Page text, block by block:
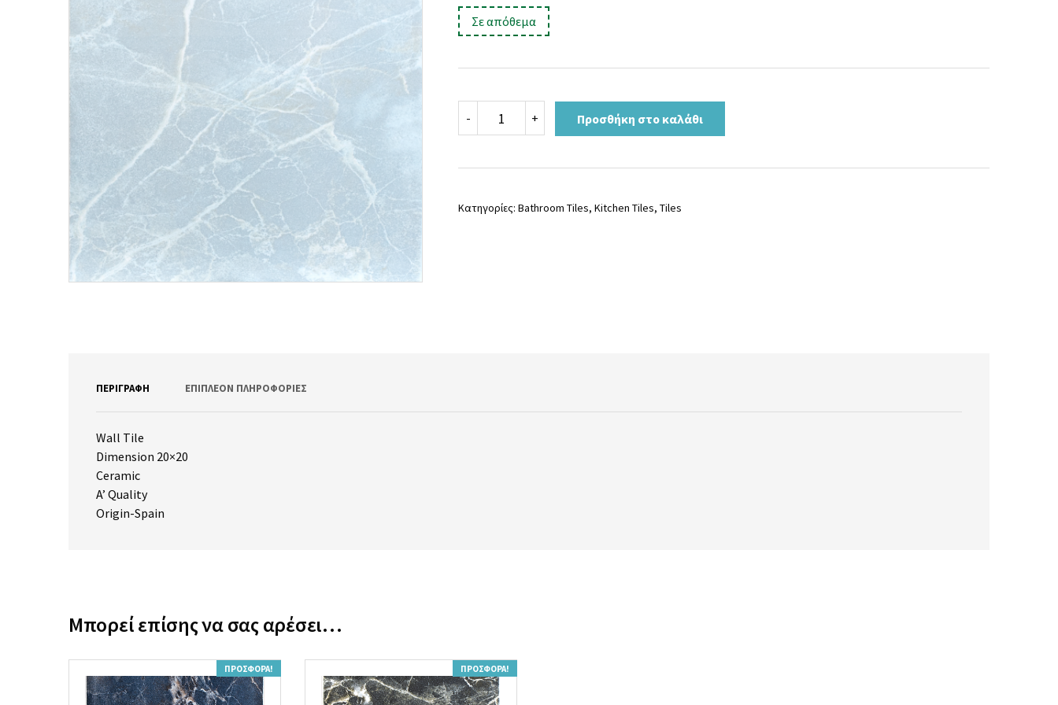
price
was:
16,00 €.είναι:
Σε απόθεμα
-
GRIS
ποσότητα
+ Προσθήκη στο καλάθι
Κατηγορίες: Bathroom Tiles, Kitchen Tiles, Tiles
ΠΕΡΙΓΡΑΦΉ ΕΠΙΠΛΈΟΝ ΠΛΗΡΟΦΟΡΊΕΣ
Wall Tile
Dimension 20×20
Ceramic
A’ Quality
Origin-Spain
Μπορεί επίσης να σας αρέσει…
ΠΡΟΣΦΟΡΆ! ΠΡΟΣΦΟΡΆ!